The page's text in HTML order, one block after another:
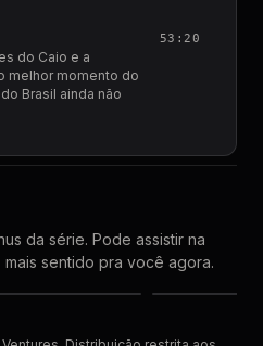
do Caio e a
melhor momento do
Brasil ainda não
53:20
da série. Pode assistir na
sentido pra você agora.
Álvaro Barreto
AGORA
Recorrente
com Caio Castro
ASSISTIR